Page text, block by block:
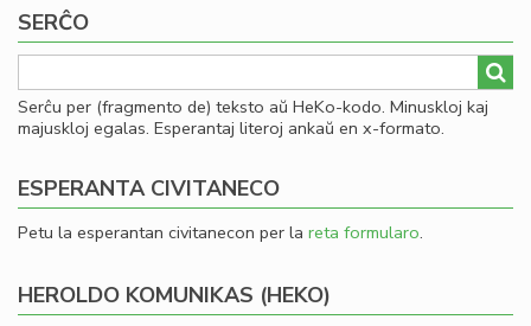
SERĈO
Serĉu per (fragmento de) teksto aŭ HeKo-kodo. Minuskloj kaj
majuskloj egalas. Esperantaj literoj ankaŭ en x-formato.
ESPERANTA CIVITANECO
Petu la esperantan civitanecon per la reta formularo.
HEROLDO KOMUNIKAS (HEKO)